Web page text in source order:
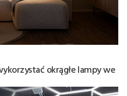
okrągłe lampy we